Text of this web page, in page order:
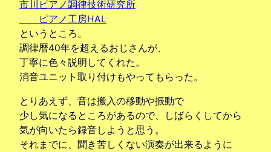
市川ピアノ調律技術研究所
ピアノ工房HAL
というところ。
調律暦40年を超えるおじさんが、
丁寧に色々説明してくれた。
消音ユニット取り付けもやってもらった。
とりあえず、音は搬入の移動や振動で
少し気になるところがあるので、しばらくしてから
気が向いたら録音しようと思う。
それまでに、聞き苦しくない演奏が出来るように